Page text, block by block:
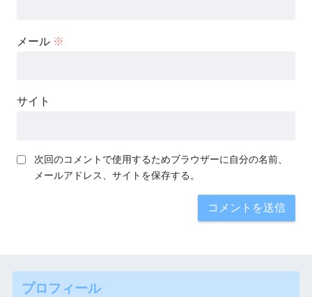
メール ※
サイト
次回のコメントで使用するためブラウザーに自分の名前、
メールアドレス、サイトを保存する。
プロフィール